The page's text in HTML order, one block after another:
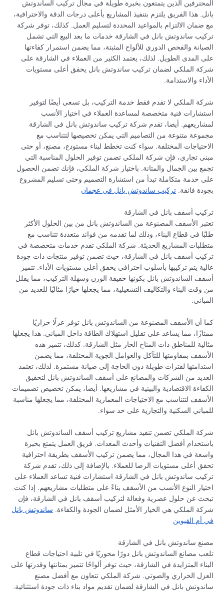
المحترفين الذين يتمتعون بخبرة طويلة في مجال تركيب الساندوتش
بانل. هذا الفريق يلتزم بتنفيذ المشاريع بأعلى درجات الدقة والاحترافية،
مع ضمان الالتزام بالمواعيد المحددة لتسليم العمل. كذلك، توفر شركة
تركيب ساندوتش بانل في الشارقة خدمات ما بعد البيع التي تشمل
الصيانة والفحص الدوري للألواح المثبتة، مما يضمن استمرار كفاءتها
على المدى الطويل. لذلك، يعتمد الكثير من العملاء في الشارقة على
شركة الملكي لضمان تركيب ساندوتش بانل يحقق أعلى مستويات
الأداء والاستدامة.
شركة الملكي لا تقدم فقط خدمة التركيب، بل تسعى أيضًا لتوفير
استشارات فنية متخصصة لمساعدة العملاء في اختيار الأنسب
لمشاريعهم. أيضا، تقدم شركة تركيب ساندوتش بانل في الشارقة
مجموعة متنوعة من التصاميم التي يمكن تخصيصها لتتناسب مع
الاحتياجات المختلفة. سواء كنت تخطط لبناء مستودع، مصنع، أو حتى
مبنى تجاري، فإن شركة الملكي تضمن توفير الحلول المناسبة التي
تجمع بين الجمال والمتانة. باختيار شركة الملكي، فإنك تضمن الحصول
على خدمة متكاملة تبدأ من استشارة التصميم وحتى تسليم المشروع
بجودة فائقة.تركيب ساندوتش بانل في عجمان
تركيب أسقف بانل في الشارقة
تعتبر الأسقف المصنوعة من الساندوتش بانل من بين الحلول الأكثر
طلبًا في قطاع البناء، وذلك لما تقدمه من فوائد متعددة تتناسب مع
متطلبات المشاريع الحديثة. شركة الملكي تقدم خدمات متخصصة في
تركيب أسقف بانل في الشارقة، حيث تضمن توفير منتجات ذات جودة
عالية يتم تركيبها بأسلوب احترافي يحقق أعلى مستويات الأداء. تتميز
أسقف الساندوتش بانل بكونها خفيفة الوزن وسهلة التركيب، مما يقلل
من وقت البناء والتكاليف التشغيلية، مما يجعلها خيارًا مثاليًا للعديد من
المباني.
كما أن الأسقف المصنوعة من الساندوتش بانل توفر عزلًا حراريًا
ممتازًا، مما يساعد على تقليل استهلاك الطاقة داخل المباني. هذا يجعلها
مثالية للمناطق ذات المناخ الحار مثل الشارقة. كذلك، تتميز هذه
الأسقف بمقاومتها للتآكل والعوامل الجوية المختلفة، مما يضمن
استدامتها لفترات طويلة دون الحاجة إلى صيانة مستمرة. لذلك، تعتمد
العديد من الشركات والمصانع على أسقف الساندوتش بانل لتحقيق
الكفاءة الاقتصادية والبيئية في مشاريعها. أيضا، يمكن تخصيص تصميمات
الأسقف لتتناسب مع الاحتياجات المعمارية المختلفة، مما يجعلها مناسبة
للمباني السكنية والتجارية على حد سواء.
شركة الملكي تضمن تنفيذ مشاريع تركيب أسقف الساندوتش بانل
باستخدام أفضل التقنيات وأحدث المعدات. فريق العمل يتمتع بخبرة
واسعة في هذا المجال، مما يضمن تركيب الأسقف بطريقة احترافية
تحقق أعلى مستويات الرضا للعملاء. بالإضافة إلى ذلك، تقدم شركة
تركيب ساندوتش بانل في الشارقة استشارات فنية تساعد العملاء على
اختيار النوع الأنسب من الأسقف بناءً على متطلبات مشاريعهم. إذا كنت
تبحث عن حلول عصرية وفعالة لتركيب أسقف بانل في الشارقة، فإن
شركة الملكي هي الخيار الأمثل لضمان الجودة والكفاءة. ساندوتش بانل
في أم القيوين
مصنع ساندوتش بانل في الشارقة
تلعب مصانع الساندوتش بانل دورًا محوريًا في تلبية احتياجات قطاع
البناء المتزايدة في الشارقة، حيث توفر ألواحًا تتميز بمتانتها وقدرتها على
العزل الحراري والصوتي. شركة الملكي تتعاون مع أفضل مصنع
ساندوتش بانل في الشارقة لضمان تقديم مواد بناء ذات جودة استثنائية.